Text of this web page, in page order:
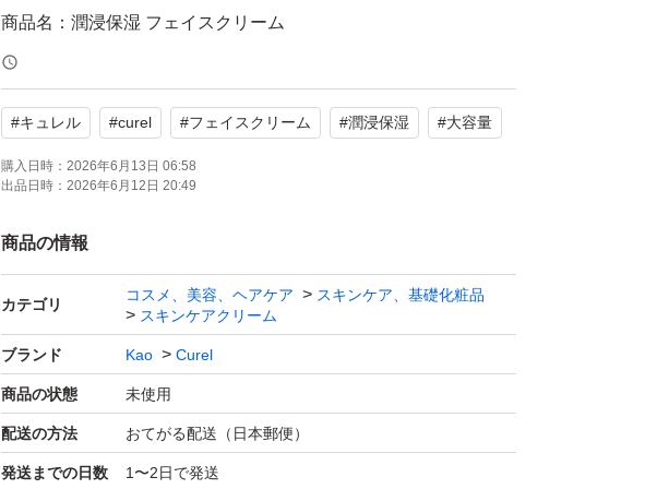
商品名：潤浸保湿 フェイスクリーム
容量：大容量 1.7倍 (通常品40gの1.7倍)
状態：未使用
肌荒れを防ぐ消炎剤配合で、潤いのある肌へ導きます。
自宅保管品となりますので、ご理解いただける方よろしくお願い
いたします。
よろしくお願いいたします。
#キュレル #curel #フェイスクリーム #潤浸保湿 #大容量
購入日時： 2026年6月13日 06:58
出品日時： 2026年6月12日 20:49
商品の情報
カテゴリ
コスメ、美容、ヘアケア
スキンケア、基礎化粧品
スキンケアクリーム
ブランド Kao Curel
商品の状態 未使用
配送の方法 おてがる配送（日本郵便）
発送までの日数 1〜2日で発送